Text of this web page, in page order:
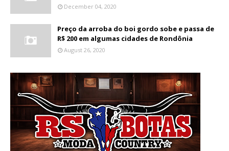
December 04, 2020
Preço da arroba do boi gordo sobe e passa de
R$ 200 em algumas cidades de Rondônia
August 26, 2020